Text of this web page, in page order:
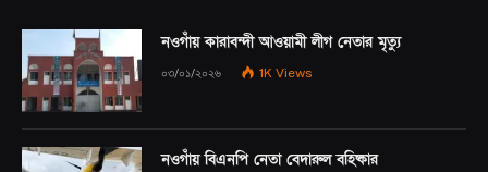
নওগাঁয় কারাবন্দী আওয়ামী লীগ নেতার মৃত্যু
০৩/০১/২০২৬ 1K Views
নওগাঁয় বিএনপি নেতা বেদারুল বহিষ্কার